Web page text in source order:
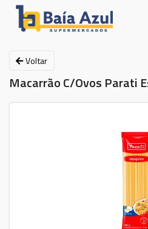
Voltar
Macarrão C/Ovos Parati